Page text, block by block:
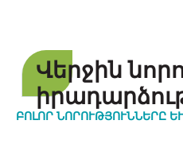
Վերջին
ԲՈԼՈՐ ՆՈՐՈՒԹՅՈՒՆՆԵՐԸ